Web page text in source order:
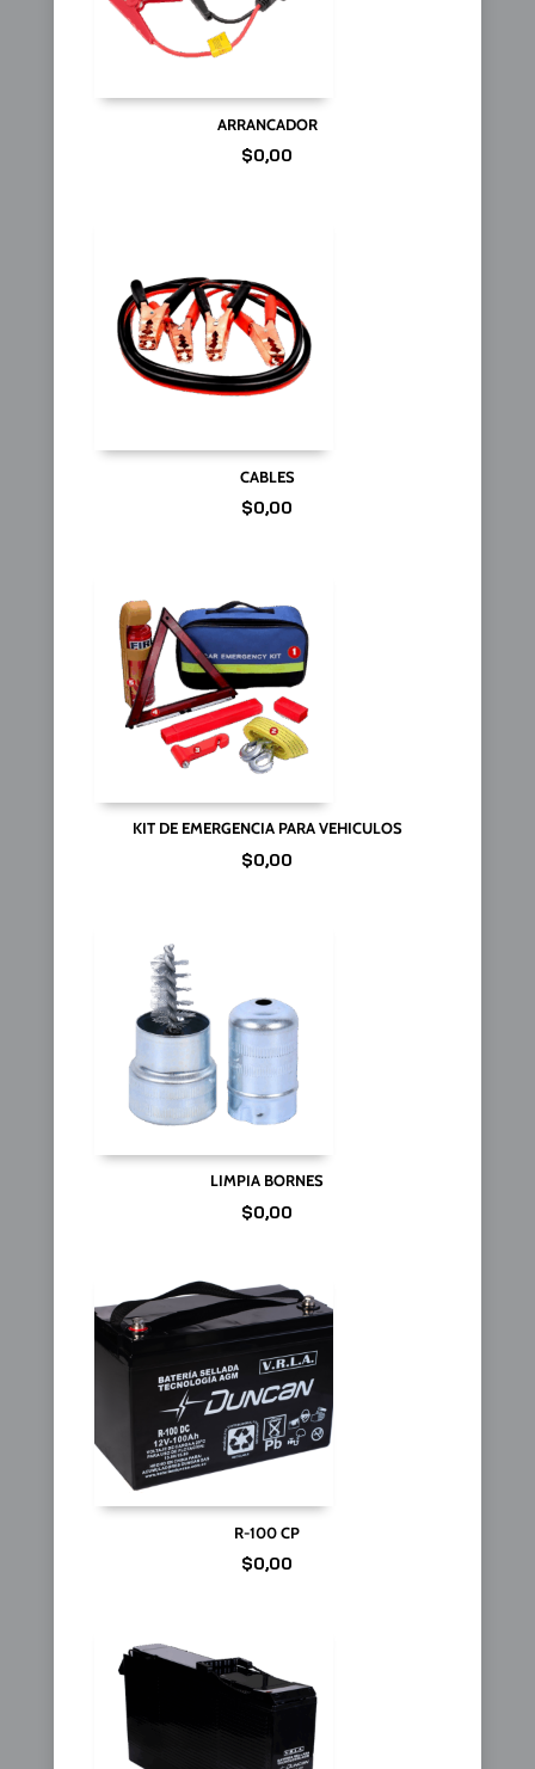
ARRANCADOR
$0,00
CABLES
$0,00
KIT DE EMERGENCIA PARA VEHICULOS
$0,00
LIMPIA BORNES
$0,00
R-100 CP
$0,00